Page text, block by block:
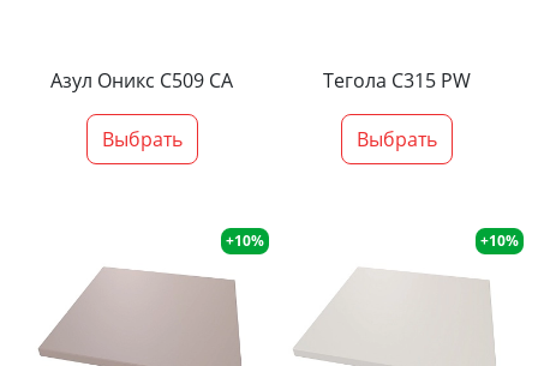
Азул Оникс С509 СА
Выбрать
Тегола С315 PW
Выбрать
+10% +10%